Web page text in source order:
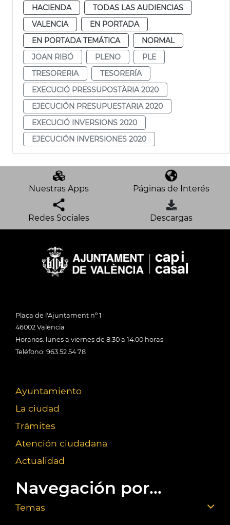
HACIENDA
TODAS LAS AUDIENCIAS
VALENCIA
EN PORTADA
EN PORTADA TEMÁTICA
NORMAL
JOAN RIBÓ
PLENO
PLE
TRESORERIA
TESORERÍA
EXECUCIÓ PRESSUPOSTÀRIA 2020
EJECUCIÓN PRESUPUESTARIA 2020
EXECUCIÓ INVERSIONS 2020
EJECUCIÓN INVERSIONES 2020
Nuestras Apps Páginas de Interés
Redes Sociales Descargas
Plaça de l'Ajuntament nº 1
46002 València
Horarios: lunes a viernes de 8:30 a 14:00 horas
Teléfono: 963 52 54 78
Ayuntamiento
La ciudad
Trámites
Atención ciudadana
Actualidad
Navegación por...
Temas